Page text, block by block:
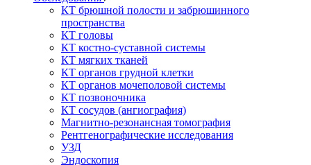
КТ брюшной полости и забрюшинного
пространства
КТ головы
КТ костно-суставной системы
КТ мягких тканей
КТ органов грудной клетки
КТ органов мочеполовой системы
КТ позвоночника
КТ сосудов (ангиография)
Магнитно-резонансная томография
Рентгенографические исследования
УЗД
Эндоскопия